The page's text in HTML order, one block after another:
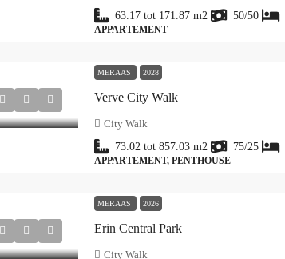
63.17 tot 171.87 m2 50/50
APPARTEMENT
MERAAS 2028
Verve City Walk
City Walk
73.02 tot 857.03 m2 75/25
APPARTEMENT, PENTHOUSE
MERAAS 2026
Erin Central Park
City Walk